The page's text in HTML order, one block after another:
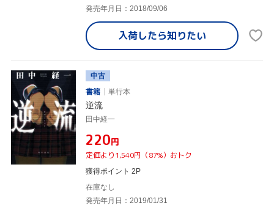
発売年月日：2018/09/06
入荷したら知りたい
中古
書籍
単行本
逆流
田中経一
¥220円
定価より1,540円（87%）おトク
獲得ポイント 2P
在庫なし
発売年月日：2019/01/31